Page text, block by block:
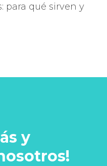
para qué sirven y
y